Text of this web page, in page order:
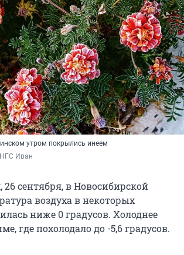
утром покрылись инеем
Иван
26 сентября, в Новосибирской
воздуха в некоторых
ниже 0 градусов. Холоднее
где похолодало до -5,6 градусов.